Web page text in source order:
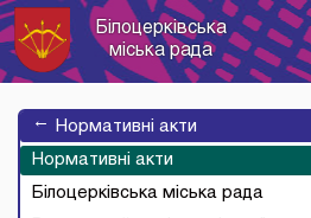
Білоцерківська
міська рада
→
Нормативні акти
Нормативні акти
Білоцерківська міська рада